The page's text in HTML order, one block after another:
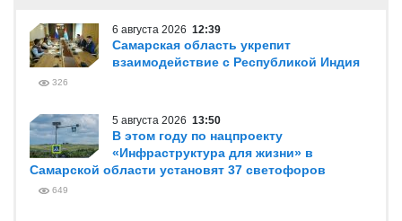
6 августа 2026 12:39
Самарская область укрепит
взаимодействие с Республикой Индия
326
5 августа 2026 13:50
В этом году по нацпроекту
«Инфраструктура для жизни» в
Самарской области установят 37 светофоров
649